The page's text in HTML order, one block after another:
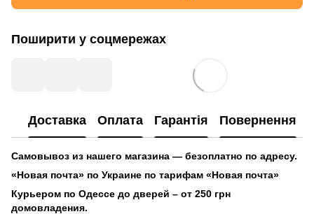
Поширити у соцмережах
Доставка Оплата Гарантія Повернення
Самовывоз из нашего магазина — безоплатно по адресу.
«Новая почта» по Украине по тарифам «Новая почта»
Курьером по Одессе до дверей – от 250 грн
домовладения.